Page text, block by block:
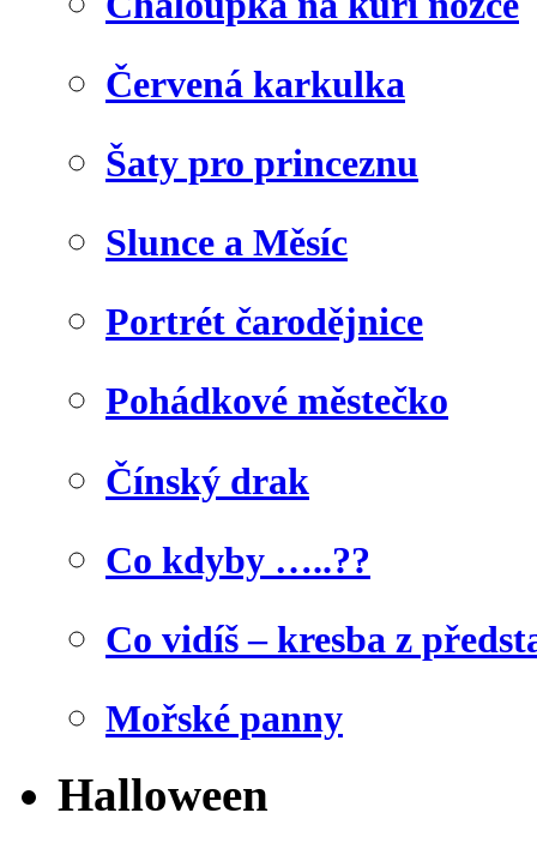
Červená karkulka
Šaty pro princeznu
Slunce a Měsíc
Portrét čarodějnice
Pohádkové městečko
Čínský drak
Co kdyby …..??
Co vidíš – kresba z
Mořské panny
Halloween